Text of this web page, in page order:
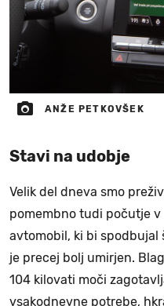
ANŽE PETKOVŠEK
Stavi na udobje
Velik del dneva smo
pomembno tudi počutje
avtomobil, ki bi spodbujal
je precej bolj umirjen.
104 kilovati moči
vsakodnevne potrebe,